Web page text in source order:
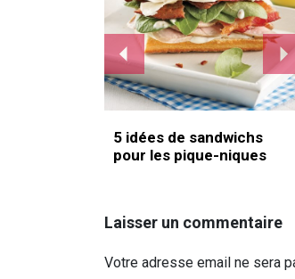
5 idées de sandwichs
pour les pique-niques
Laisser un commentaire
Votre adresse email ne sera